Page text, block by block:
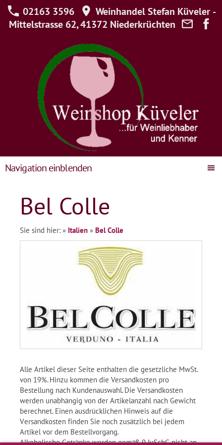
02163 3596
Weinhandel Stefan Küveler -
Mittelstrasse 62, 41372 Niederkrüchten
Navigation einblenden
Bel Colle
Sie sind hier: » Italien » Bel Colle
Alle Artikel dieser Seite enthalten die gesetzliche MwSt.
von 19%. Hinzu kommen die Versandkosten pro
Bestellung nach Kundenauswahl. Die Versandkosten
werden unabhängig von der Artikelanzahl nach Gewicht
berechnet. Einen ausdrücklichen Hinweis auf die
Versandkosten finden Sie noch zusätzlich bei jedem
Artikel vor dem Bestellvorgang.
Alkoholische Getränke werden gemäß 9 JuSchG nicht an